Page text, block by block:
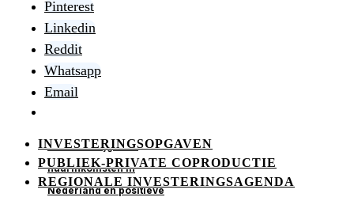
Xior ziet stijgende
huurinkomsten in
Nederland en positieve
Pinterest
Linkedin
Reddit
Whatsapp
Email
INVESTERINGSOPGAVEN
PUBLIEK-PRIVATE COPRODUCTIE
REGIONALE INVESTERINGSAGENDA